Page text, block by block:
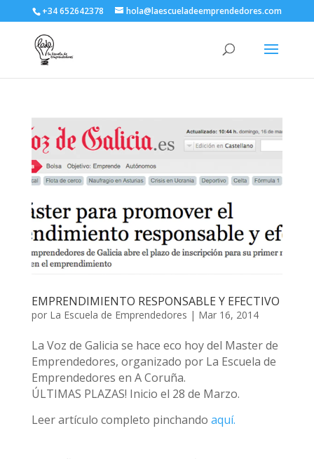
+34 652642378 hola@laescueladeemprendedores.com
EMPRENDIMIENTO RESPONSABLE Y EFECTIVO
por La Escuela de Emprendedores | Mar 16, 2014
La Voz de Galicia se hace eco hoy del Master de
Emprendedores, organizado por La Escuela de
Emprendedores en A Coruña.
ÚLTIMAS PLAZAS! Inicio el 28 de Marzo.
Leer artículo completo pinchando aquí.